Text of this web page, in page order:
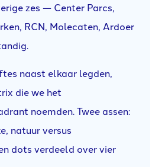
zes — Center Parcs,
RCN, Molecaten, Ardoer
naast elkaar legden,
die we het
noemden. Twee assen:
natuur versus
dots verdeeld over vier